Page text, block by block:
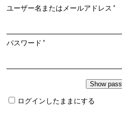
ユーザー名またはメールアドレス*必
パスワード*必
ログインしたままにする